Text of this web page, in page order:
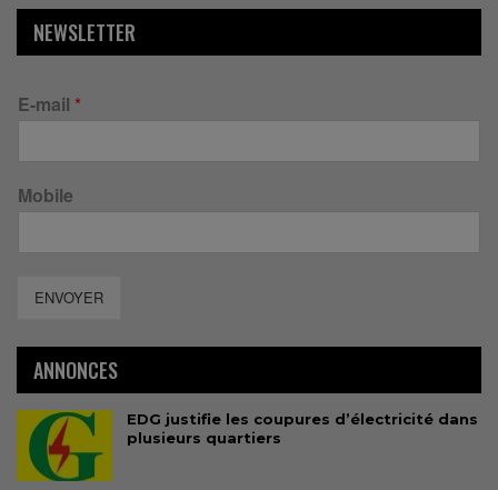
NEWSLETTER
E-mail *
Mobile
ENVOYER
ANNONCES
EDG justifie les coupures d’électricité dans
plusieurs quartiers